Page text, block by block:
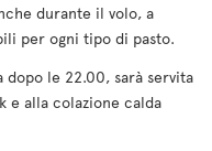
durante il volo, a
per ogni tipo di pasto.
le 22.00, sarà servita
e alla colazione calda